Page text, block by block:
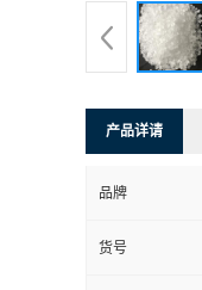
产品详请
品牌
货号